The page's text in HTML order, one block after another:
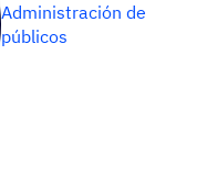
Administración de
públicos